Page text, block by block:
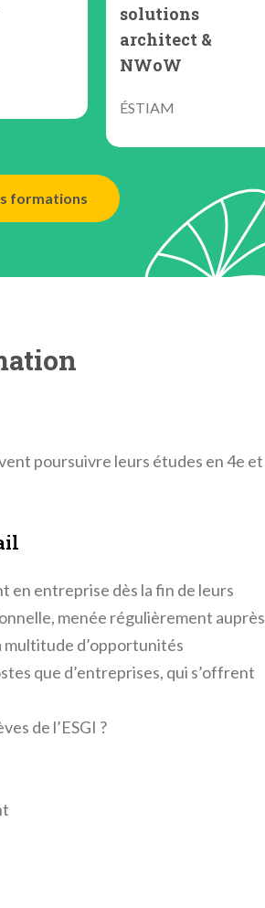
solutions
architect &
NWoW
ÉSTIAM
formations
poursuivre leurs études en 4e et
en entreprise dès la fin de leurs
menée régulièrement auprès
multitude d’opportunités
que d’entreprises, qui s’offrent
de l’ESGI ?